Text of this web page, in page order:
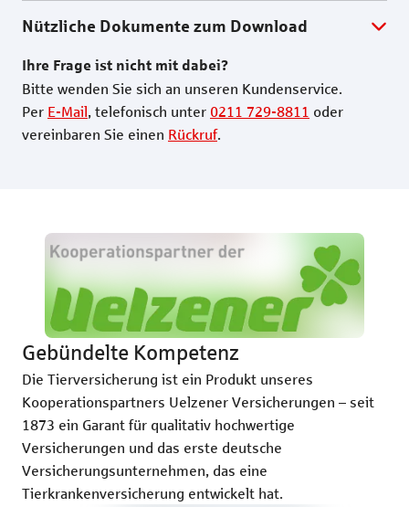
Nützliche Dokumente zum Download
Ihre Frage ist nicht mit dabei?
Bitte wenden Sie sich an unseren Kundenservice.
Per E-Mail, telefonisch unter 0211 729-8811 oder
vereinbaren Sie einen Rückruf.
Gebündelte Kompetenz
Die Tierversicherung ist ein Produkt unseres
Kooperationspartners Uelzener Versicherungen – seit
1873 ein Garant für qualitativ hochwertige
Versicherungen und das erste deutsche
Versicherungsunternehmen, das eine
Tierkrankenversicherung entwickelt hat.